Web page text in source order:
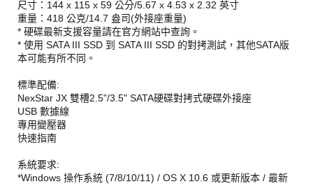
尺寸：144 x 115 x 59 公分/5.67 x 4.53 x 2.32 英寸
重量：418 公克/14.7 盎司(外接座重量)
* 硬碟最新支援容量請在官方網站中查詢。
* 使用 SATA III SSD 到 SATA III SSD 的對拷測試，其他SATA版
本可能有所不同。
標準配備:
NexStar JX 雙槽2.5"/3.5" SATA硬碟對拷式硬碟外接座
USB 數據線
專用變壓器
快速指南
系統要求:
*Windows 操作系統 (7/8/10/11) / OS X 10.6 或更新版本 / 最新